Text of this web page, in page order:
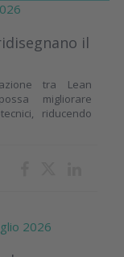
il
tra Lean
migliorare
riducendo
2026